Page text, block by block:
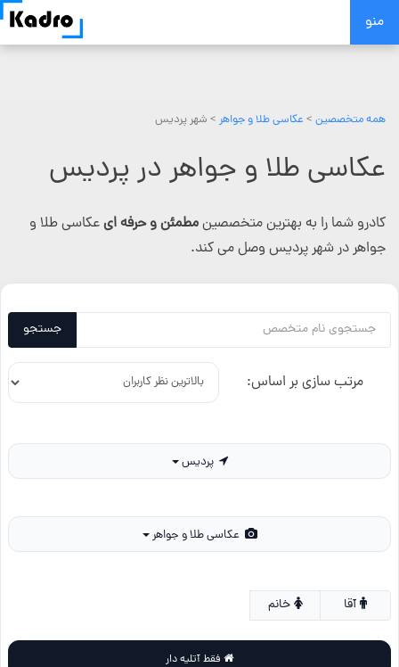
Skip
منو
همه متخصصین > عکاسی طلا و جواهر > شهر پردیس
عکاسی طلا و جواهر در پردیس
کادرو شما را به بهترین متخصصینمطمئن و حرفه ایعکاسی طلا و
جواهر در شهر پردیس وصل می کند.
جستجو
مرتب سازی بر اساس:
پردیس
خانم